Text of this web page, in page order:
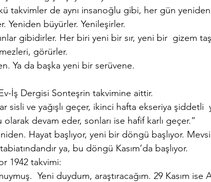
Hızırellez İLEV İzmir Yazıları Kent
Konuk Yazar
Uluğ Bey
takvimler de aynı insanoğlu gibi, her gün
Yeniden büyürler. Yenileşirler.
gibidirler. Her biri yeni bir sır, yeni bir  gizem
görürler.
Ya da başka yeni bir serüvene.
Ev-İş Dergisi Sonteşrin takvimine aittir.
sisli ve yağışlı geçer, ikinci hafta ekseriya şiddetli
devam eder, sonları ise hafif karlı geçer.”
Hayat başlıyor, yeni bir döngü başlıyor.
ya, bu döngü Kasım’da başlıyor.
1942 takvimi:
Yeni duydum, araştıracağım. 29 Kasım ise